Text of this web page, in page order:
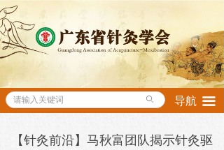
끀
ꄙ 导航
【针灸前沿】马秋富团队揭示针灸驱